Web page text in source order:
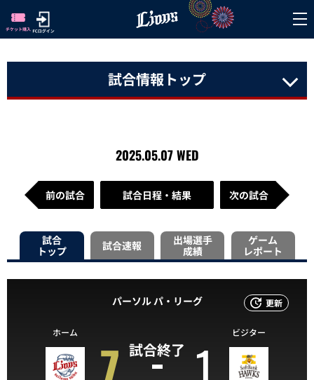
試合情報トップ
2025.05.07 WED
前の試合 試合日程・結果 次の試合
試合
トップ
試合速報
出場選手
成績
ゲーム
レポート
更新
パーソル パ・リーグ
試合終了
ホーム
7 1
ビジター